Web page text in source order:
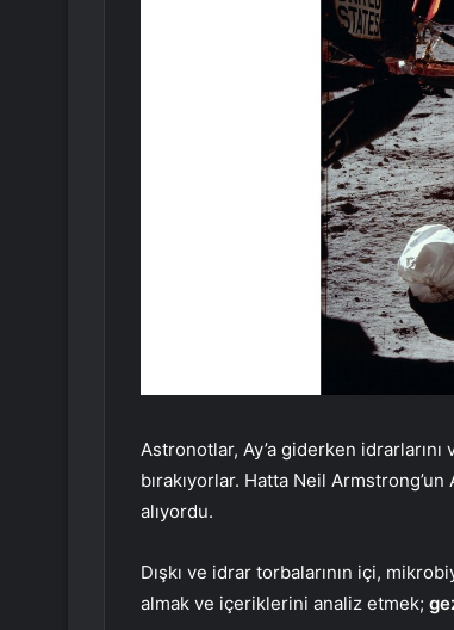
Astronotlar, Ay’a giderken idrarlarını
bırakıyorlar. Hatta Neil
alıyordu.
Dışkı ve idrar torbalarının içi,
almak ve içeriklerini analiz etmek;